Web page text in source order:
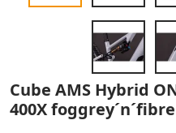
Cube AMS Hybrid
400X foggrey´n´fibre